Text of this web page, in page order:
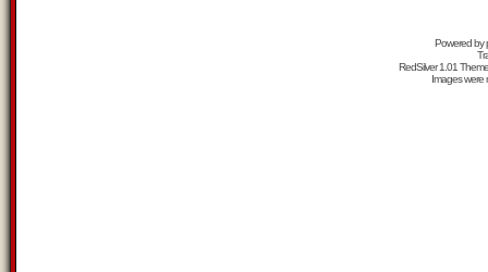
Powered by
RedSilver 1.01
Images were